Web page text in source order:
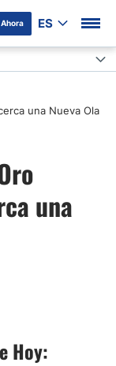
ES
una Nueva Ola
(XAU/USD):
una
Hoy: